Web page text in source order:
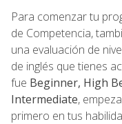
Para comenzar tu
de Competencia,
una evaluación de
de inglés que tienes
fue Beginner, High
Intermediate,
primero en tus